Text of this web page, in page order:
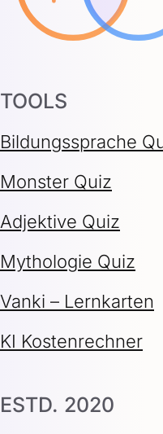
TOOLS
Bildungssprache
Monster Quiz
Adjektive Quiz
Mythologie Quiz
Vanki – Lernkarten
KI Kostenrechner
ESTD. 2020